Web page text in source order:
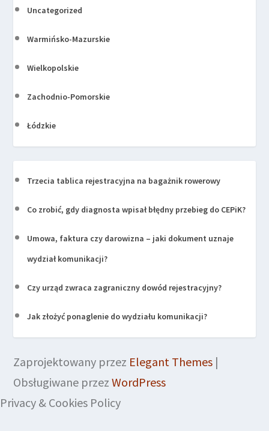
Uncategorized
Warmińsko-Mazurskie
Wielkopolskie
Zachodnio-Pomorskie
Łódzkie
Trzecia tablica rejestracyjna na bagażnik rowerowy
Co zrobić, gdy diagnosta wpisał błędny przebieg do CEPiK?
Umowa, faktura czy darowizna – jaki dokument uznaje
wydział komunikacji?
Czy urząd zwraca zagraniczny dowód rejestracyjny?
Jak złożyć ponaglenie do wydziału komunikacji?
Zaprojektowany przez Elegant Themes |
Obsługiwane przezWordPress
Privacy & Cookies Policy